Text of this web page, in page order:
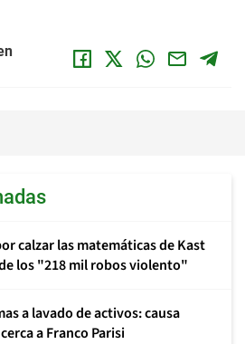
calzar las matemáticas de Kast
los "218 mil robos violento"
a lavado de activos: causa
a Franco Parisi